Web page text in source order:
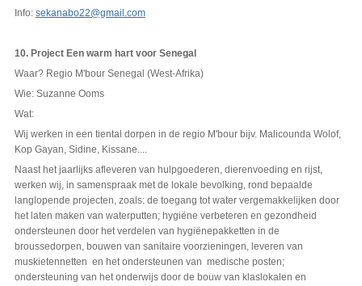
Info: sekanabo22@gmail.com
10. Project Een warm hart voor Senegal
Waar? Regio M'bour Senegal (West-Afrika)
Wie: Suzanne Ooms
Wat:
Wij werken in een tiental dorpen in de regio M'bour bijv. Malicounda Wolof,
Kop Gayan, Sidine, Kissane....
Naast het jaarlijks afleveren van hulpgoederen, dierenvoeding en rijst,
werken wij, in samenspraak met de lokale bevolking, rond bepaalde
langlopende projecten, zoals: de toegang tot water vergemakkelijken door
het laten maken van waterputten; hygiëne verbeteren en gezondheid
ondersteunen door het verdelen van hygiënepakketten in de
broussedorpen, bouwen van sanitaire voorzieningen, leveren van
muskietennetten en het ondersteunen van medische posten;
ondersteuning van het onderwijs door de bouw van klaslokalen en